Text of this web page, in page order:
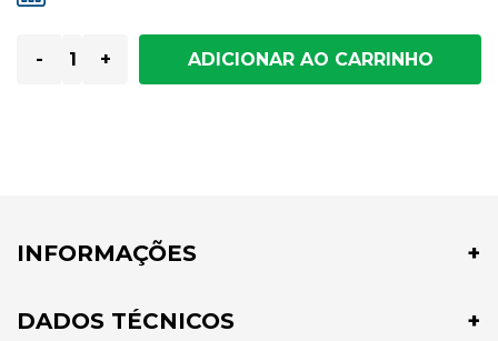
- +
INFORMAÇÕES
DADOS TÉCNICOS